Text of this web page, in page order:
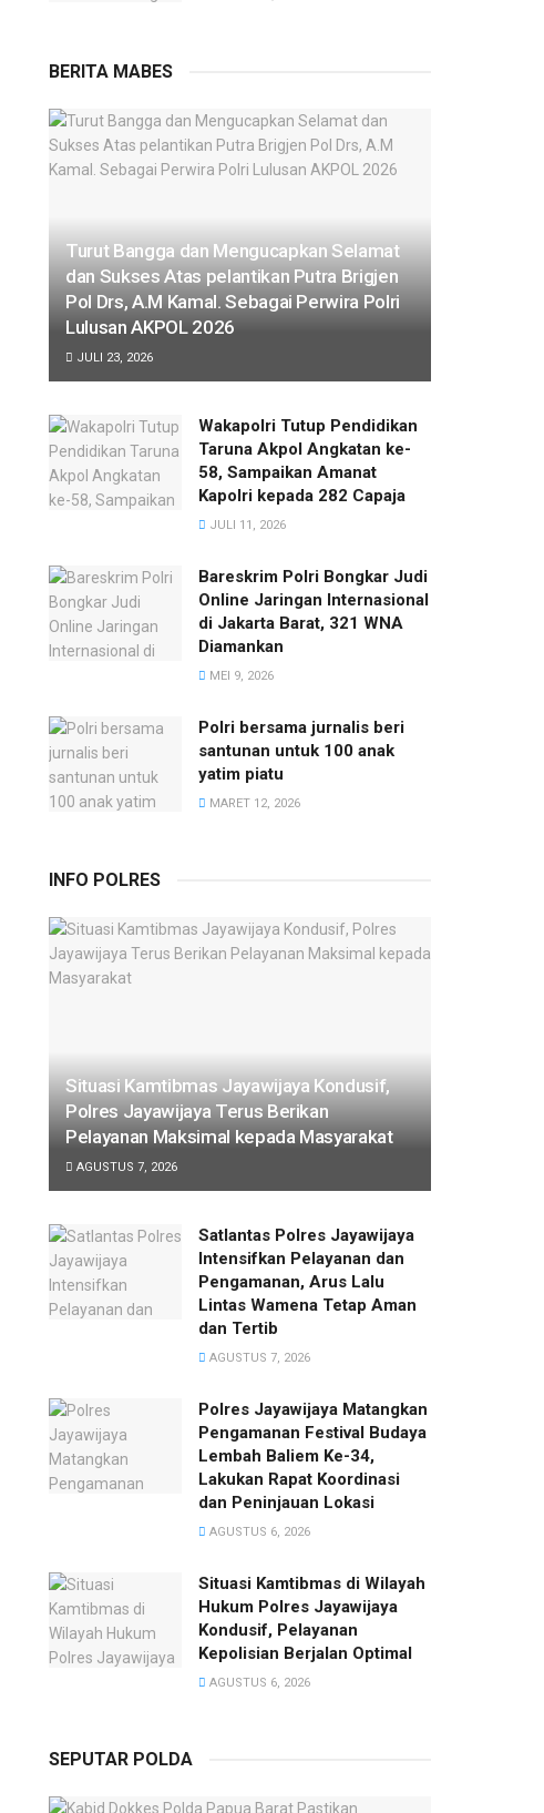
BERITA MABES
Turut Bangga dan Mengucapkan Selamat
dan Sukses Atas pelantikan Putra Brigjen
Pol Drs, A.M Kamal. Sebagai Perwira Polri
Lulusan AKPOL 2026
JULI 23, 2026
Wakapolri Tutup Pendidikan
Taruna Akpol Angkatan ke-
58, Sampaikan Amanat
Kapolri kepada 282 Capaja
JULI 11, 2026
Bareskrim Polri Bongkar Judi
Online Jaringan Internasional
di Jakarta Barat, 321 WNA
Diamankan
MEI 9, 2026
Polri bersama jurnalis beri
santunan untuk 100 anak
yatim piatu
MARET 12, 2026
INFO POLRES
Situasi Kamtibmas Jayawijaya Kondusif,
Polres Jayawijaya Terus Berikan
Pelayanan Maksimal kepada Masyarakat
AGUSTUS 7, 2026
Satlantas Polres Jayawijaya
Intensifkan Pelayanan dan
Pengamanan, Arus Lalu
Lintas Wamena Tetap Aman
dan Tertib
AGUSTUS 7, 2026
Polres Jayawijaya Matangkan
Pengamanan Festival Budaya
Lembah Baliem Ke-34,
Lakukan Rapat Koordinasi
dan Peninjauan Lokasi
AGUSTUS 6, 2026
Situasi Kamtibmas di Wilayah
Hukum Polres Jayawijaya
Kondusif, Pelayanan
Kepolisian Berjalan Optimal
AGUSTUS 6, 2026
SEPUTAR POLDA